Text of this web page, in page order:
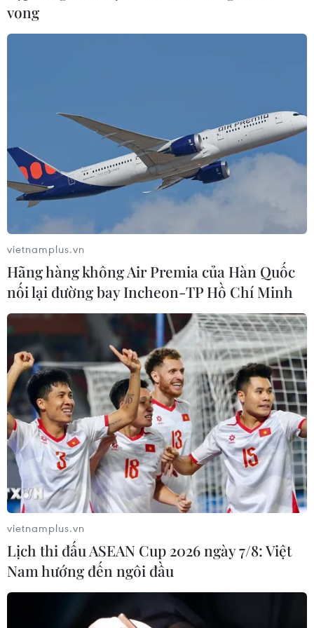
vong
vietnamplus.vn
Hãng hàng không Air Premia của Hàn Quốc
nối lại đường bay Incheon-TP Hồ Chí Minh
vietnamplus.vn
Lịch thi đấu ASEAN Cup 2026 ngày 7/8: Việt
Nam hướng đến ngôi đầu